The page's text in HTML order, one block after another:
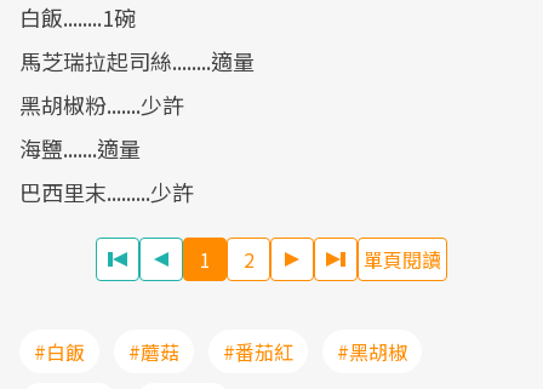
白飯........1碗
馬芝瑞拉起司絲........適量
黑胡椒粉.......少許
海鹽.......適量
巴西里末.........少許
1 2 單頁閱讀
#白飯 #蘑菇 #番茄紅
#黑胡椒